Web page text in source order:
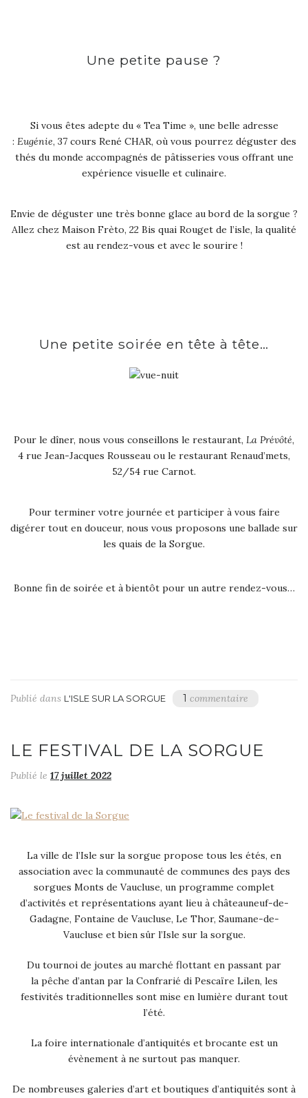
Une petite pause ?
Si vous êtes adepte du « Tea Time », une belle adresse
: Eugénie, 37 cours René CHAR, où vous pourrez déguster des
thés du monde accompagnés de pâtisseries vous offrant une
expérience visuelle et culinaire.
Envie de déguster une très bonne glace au bord de la sorgue ?
Allez chez Maison Frèto, 22 Bis quai Rouget de l’isle, la qualité
est au rendez-vous et avec le sourire !
Une petite soirée en tête à tête…
Pour le dîner, nous vous conseillons le restaurant, La Prévôté,
4 rue Jean-Jacques Rousseau ou le restaurant Renaud’mets,
52/54 rue Carnot.
Pour terminer votre journée et participer à vous faire
digérer tout en douceur, nous vous proposons une ballade sur
les quais de la Sorgue.
Bonne fin de soirée et à bientôt pour un autre rendez-vous…
Publié dans L'ISLE SUR LA SORGUE 1 commentaire
LE FESTIVAL DE LA SORGUE
Publié le 17 juillet 2022
La ville de l’Isle sur la sorgue propose tous les étés, en
association avec la communauté de communes des pays des
sorgues Monts de Vaucluse, un programme complet
d’activités et représentations ayant lieu à châteauneuf-de-
Gadagne, Fontaine de Vaucluse, Le Thor, Saumane-de-
Vaucluse et bien sûr l’Isle sur la sorgue.
Du tournoi de joutes au marché flottant en passant par
la pêche d’antan par la Confrarié di Pescaïre Lilen, les
festivités traditionnelles sont mise en lumière durant tout
l’été.
La foire internationale d’antiquités et brocante est un
évènement à ne surtout pas manquer.
De nombreuses galeries d’art et boutiques d’antiquités sont à